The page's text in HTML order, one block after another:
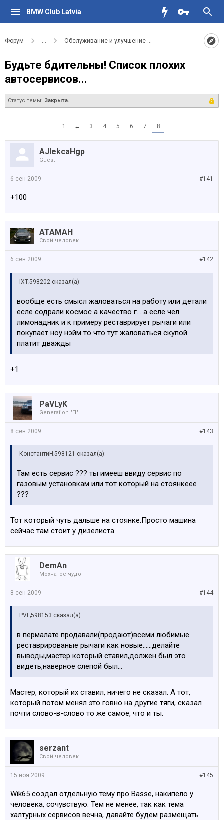
BMW Club Latvia
Форум ... Обслуживание и улучшение вашего BMW
Будьте бдительны! Список плохих
автосервисов...
Статус темы: Закрыта.
1 ← 3 4 5 6 7 8
AJlekcaHgp
Guest
#141
6 сен 2009
+100
АТАМАН
Свой человек
#142
6 сен 2009
IXT;598202 сказал(а):
вообще есть смысл жаловаться на работу или детали
есле содрали космос а качество г... а есле чел
лимонадник и к примеру реставрирует рычаги или
покупает ноу нэйм то что тут жаловаться скупой
платит дважды
+1
PaVLyK
Generation "П"
#143
8 сен 2009
КонстантиН;598121 сказал(а):
Там есть сервис ??? ты имееш ввиду сервис по
газовым установкам или тот который на стоянкеее
???
Тот который чуть дальше на стоянке.Просто машина
сейчас там стоит у дизелиста.
DemAn
Мохнатое чудо
#144
8 сен 2009
PVL;598153 сказал(а):
в пермалате продавали(продают)всеми любимые
реставрированые рычаги как новые......делайте
выводы,мастер который ставил,должен был это
видеть,наверное слепой был...
Мастер, который их ставил, ничего не сказал. А тот,
который потом менял это говно на другие тяги, сказал
почти слово-в-слово то же самое, что и ты.
serzant
Свой человек
#145
15 ноя 2009
Wik65 создал отдельную тему про Basse, накипело у
человека, сочувствую. Тем не менее, так как тема
халтурных сервисов вечна, давайте будем размещать